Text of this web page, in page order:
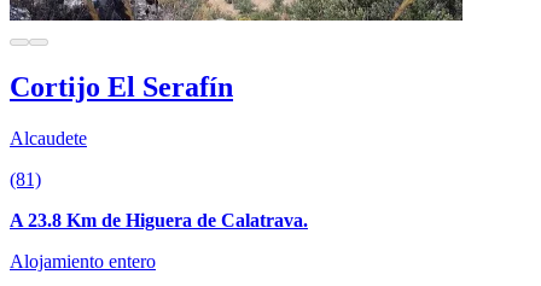
Cortijo El Serafín
Alcaudete
(81)
A 23.8 Km de Higuera de Calatrava.
Alojamiento entero